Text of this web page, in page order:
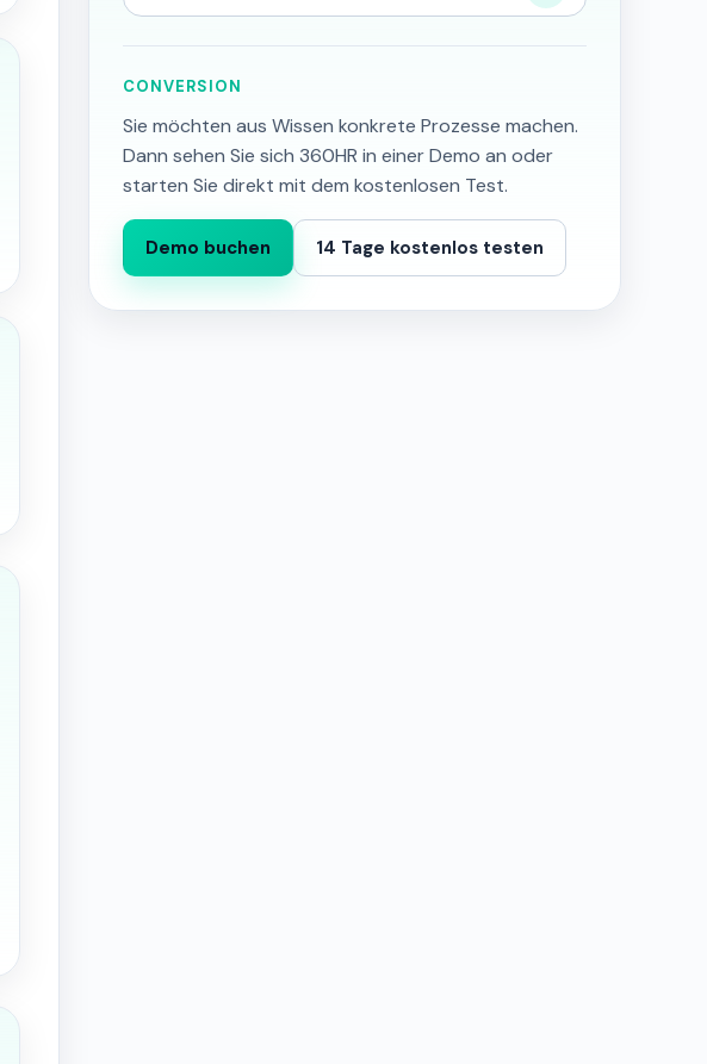
CONVERSION
Sie möchten aus Wissen konkrete Prozesse machen.
Dann sehen Sie sich 360HR in einer Demo an oder
starten Sie direkt mit dem kostenlosen Test.
Demo buchen 14 Tage kostenlos testen